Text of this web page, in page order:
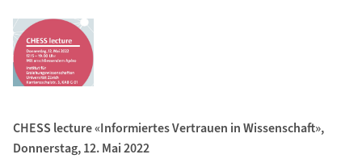
CHESS lecture «Informiertes Vertrauen in Wissenschaft»,
Donnerstag, 12. Mai 2022